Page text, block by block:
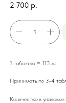
2 700 р.
1 таблетка = 113 мг
Принимать по 3-4
Количество в